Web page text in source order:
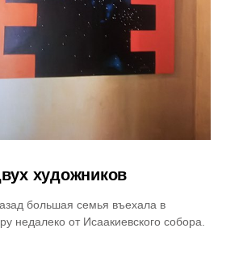
художников
большая семья въехала в
недалеко от Исаакиевского собора.